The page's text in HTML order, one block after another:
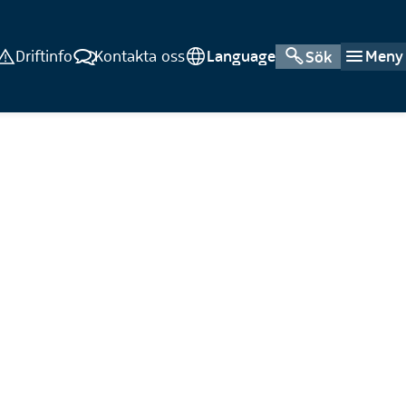
Sök Meny
Driftinfo Kontakta oss Language